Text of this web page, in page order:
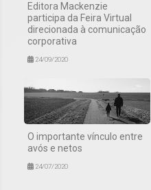
Editora Mackenzie
participa da Feira Virtual
direcionada à comunicação
corporativa
24/09/2020
O importante vínculo entre
avós e netos
24/07/2020